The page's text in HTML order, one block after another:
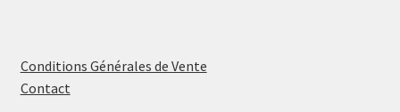
Conditions Générales de Vente
Contact